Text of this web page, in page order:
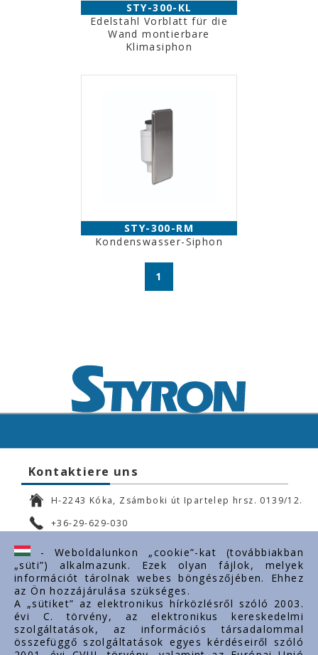
STY-300-KL
Edelstahl Vorblatt für die
Wand montierbare
Klimasiphon
STY-300-RM
Kondenswasser-Siphon
1
Kontaktiere uns
H-2243 Kóka, Zsámboki út Ipartelep hrsz. 0139/12.
+36-29-629-030
ertekesites@styron.hu
export@styron.hu
www.styron.hu
Important links
- Weboldalunkon „cookie”-kat (továbbiakban
„süti”) alkalmazunk. Ezek olyan fájlok, melyek
információt tárolnak webes böngészőjében. Ehhez
az Ön hozzájárulása szükséges.
A „sütiket” az elektronikus hírközlésről szóló 2003.
évi C. törvény, az elektronikus kereskedelmi
szolgáltatások, az információs társadalommal
összefüggő szolgáltatások egyes kérdéseiről szóló